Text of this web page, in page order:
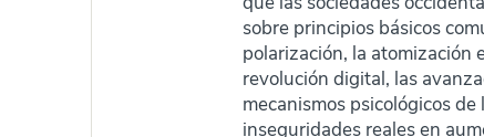
sobre principios básicos
polarización, la atomización
revolución digital, las
mecanismos psicológicos
inseguridades reales en